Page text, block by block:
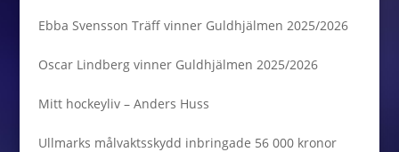
Ebba Svensson Träff vinner Guldhjälmen 2025/2026
Oscar Lindberg vinner Guldhjälmen 2025/2026
Mitt hockeyliv – Anders Huss
Ullmarks målvaktsskydd inbringade 56 000 kronor